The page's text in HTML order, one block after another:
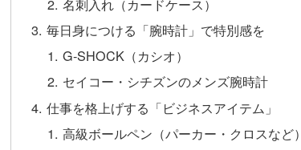
毎日身につける「腕時計」で特別感を
G-SHOCK（カシオ）
セイコー・シチズンのメンズ腕時計
仕事を格上げする「ビジネスアイテム」
高級ボールペン（パーカー・クロスなど）